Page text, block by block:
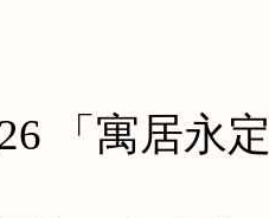
寓居永定